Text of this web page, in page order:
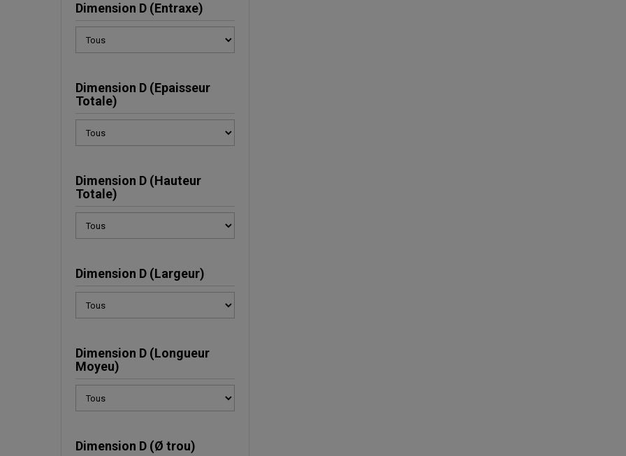
Dimension D (Entraxe)
Dimension D (Epaisseur
Totale)
Dimension D (Hauteur
Totale)
Dimension D (Largeur)
Dimension D (Longueur
Moyeu)
Dimension D (Ø trou)